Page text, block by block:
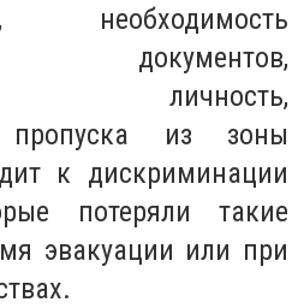
документов,
личность,
из зоны
к дискриминации
потеряли такие
эвакуации или при